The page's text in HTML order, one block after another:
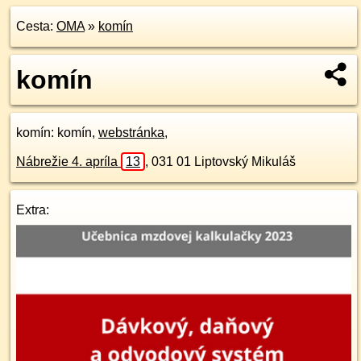
Cesta: OMA» komín
komín
komín: komín, webstránka,
Nábrežie 4. apríla 13 , 031 01 Liptovský Mikuláš
Extra: